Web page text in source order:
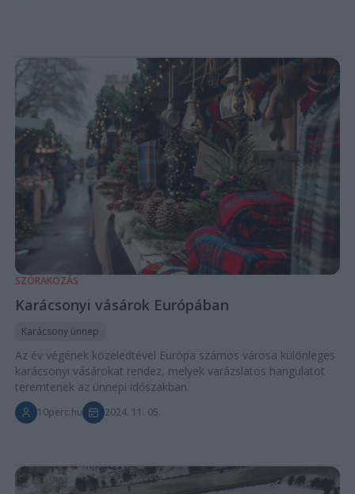
SZÓRAKOZÁS
Karácsonyi vásárok Európában
Karácsony ünnep
Az év végének közeledtével Európa számos városa különleges
karácsonyi vásárokat rendez, melyek varázslatos hangulatot
teremtenek az ünnepi időszakban.
10perc.hu 2024. 11. 05.